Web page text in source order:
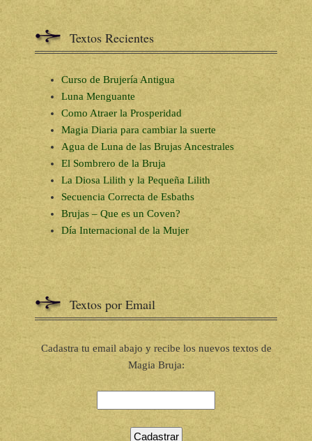
Textos Recientes
Curso de Brujería Antigua
Luna Menguante
Como Atraer la Prosperidad
Magia Diaria para cambiar la suerte
Agua de Luna de las Brujas Ancestrales
El Sombrero de la Bruja
La Diosa Lilith y la Pequeña Lilith
Secuencia Correcta de Esbaths
Brujas – Que es un Coven?
Día Internacional de la Mujer
Textos por Email
Cadastra tu email abajo y recibe los nuevos textos de
Magia Bruja: